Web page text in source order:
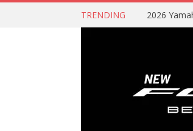
TRENDING 2026